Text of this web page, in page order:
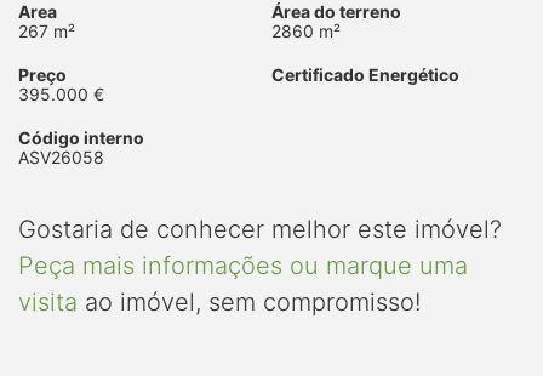
Area
267 m²
Área do terreno
2860 m²
Preço
395.000 €
Certificado Energético
Código interno
ASV26058
Gostaria de conhecer melhor este imóvel?
Peça mais informações ou marque uma
visita ao imóvel, sem compromisso!